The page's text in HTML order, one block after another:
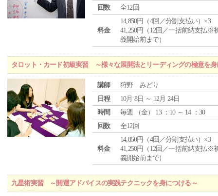
回数
全12回
料金
14,850円（4回／分割支払い）×3
41,250円（12回／一括前納支払※
義開始前まで）
タロット・カード初級実習 ～様々な展開法とリーディングの極意を身
講師
狩野 みどり
日程
10月 8日 ～ 12月 24日
時間
毎週 （金） 13 ：10 ～ 14 ：30
回数
全12回
料金
14,850円（4回／分割支払い）×3
41,250円（12回／一括前納支払※
義開始前まで）
九星術実習 ～開運アドバイスの実践テクニックを身につける～